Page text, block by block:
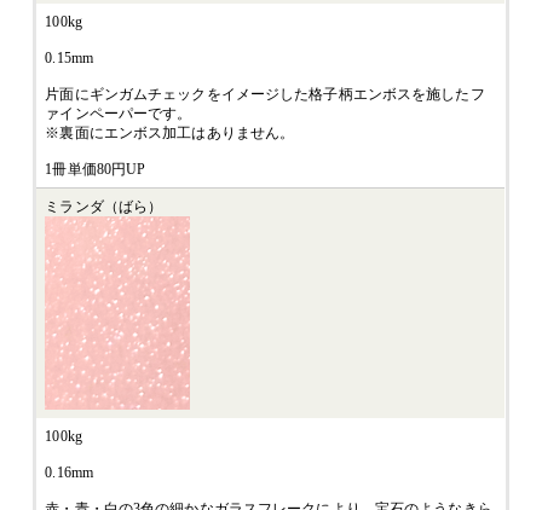
100kg
0.15mm
片面にギンガムチェックをイメージした格子柄エンボスを施したフ
ァインペーパーです。
※裏面にエンボス加工はありません。
1冊単価80円UP
ミランダ（ばら）
100kg
0.16mm